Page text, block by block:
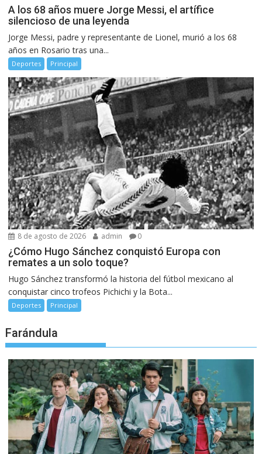
A los 68 años muere Jorge Messi, el artífice
silencioso de una leyenda
Jorge Messi, padre y representante de Lionel, murió a los 68
años en Rosario tras una...
Deportes Principal
8 de agosto de 2026 admin 0
¿Cómo Hugo Sánchez conquistó Europa con
remates a un solo toque?
Hugo Sánchez transformó la historia del fútbol mexicano al
conquistar cinco trofeos Pichichi y la Bota...
Deportes Principal
Farándula